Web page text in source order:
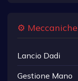
⚙️ Meccaniche
Lancio Dadi
Gestione Mano